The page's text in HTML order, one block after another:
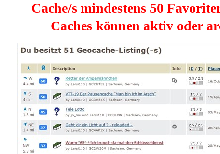
Cache/s mindestens 50
Caches können aktiv oder